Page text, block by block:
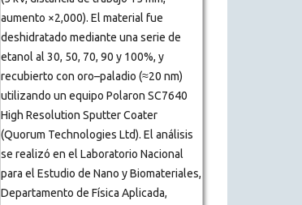
aumento ×2,000). El material fue
deshidratado mediante una serie de
etanol al 30, 50, 70, 90 y 100%, y
recubierto con oro–paladio (≈20 nm)
utilizando un equipo Polaron SC7640
High Resolution Sputter Coater
(Quorum Technologies Ltd). El análisis
se realizó en el Laboratorio Nacional
para el Estudio de Nano y Biomateriales,
Departamento de Física Aplicada,